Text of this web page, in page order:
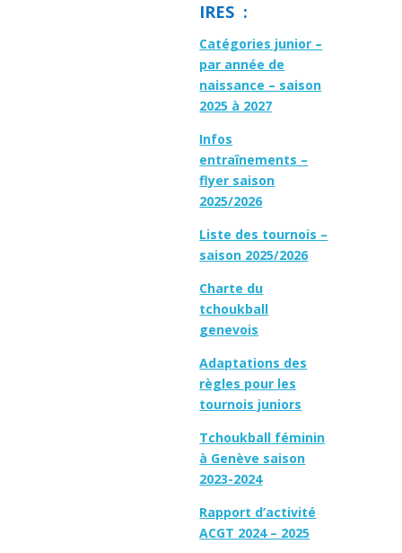
IRES :
Catégories junior –
par année de
naissance – saison
2025 à 2027
Infos
entraînements –
flyer saison
2025/2026
Liste des tournois –
saison 2025/2026
Charte du
tchoukball
genevois
Adaptations des
règles pour les
tournois juniors
Tchoukball féminin
à Genève saison
2023-2024
Rapport d’activité
ACGT 2024 – 2025